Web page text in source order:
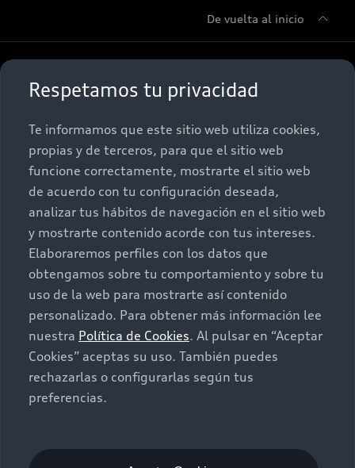
Respetamos tu privacidad
Te informamos que este sitio web utiliza cookies,
propias y de terceros, para que el sitio web
funcione correctamente, mostrarte el sitio web
de acuerdo con tu configuración deseada,
analizar tus hábitos de navegación en el sitio web
y mostrarte contenido acorde con tus intereses.
Elaboraremos perfiles con los datos que
obtengamos sobre tu comportamiento y sobre tu
uso de la web para mostrarte así contenido
personalizado. Para obtener más información lee
nuestra Política de Cookies. Al pulsar en “Aceptar
Cookies” aceptas su uso. También puedes
rechazarlas o configurarlas según tus
preferencias.
De vuelta al inicio
Sobre Nosotros
Nuestras Promociones
Postventa
Audi Aftersales
Autos Nuevos
Quiero un Audi nuevo
Seminuevos
Audi Certified :plus
Contacto
Contáctanos
Citas de servicio
Información de vehículo nuevo